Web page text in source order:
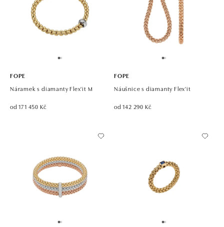
FOPE
Náramek s diamanty Flex'it M
od 171 450 Kč
FOPE
Náušnice s diamanty Flex'it
od 142 290 Kč